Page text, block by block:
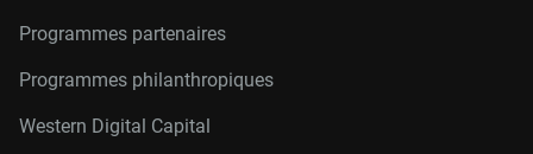
Programmes partenaires
Programmes philanthropiques
Western Digital Capital